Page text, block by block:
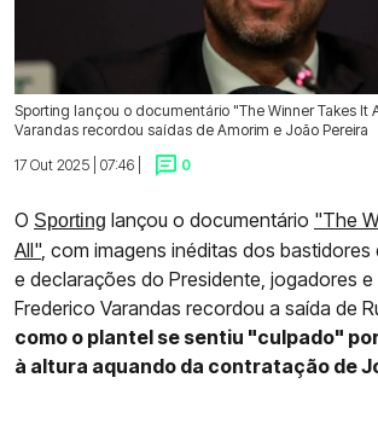
Sporting lançou o documentário "The Winner Takes It
Varandas recordou saídas de Amorim e João Pereira
17 Out 2025 | 07:46 |
0
O Sporting lançou o documentário "The
All", com imagens inéditas dos bastidores
e declarações do Presidente, jogadores
Frederico Varandas recordou a saída de
como o plantel se sentiu "culpado"
à altura aquando da contratação de